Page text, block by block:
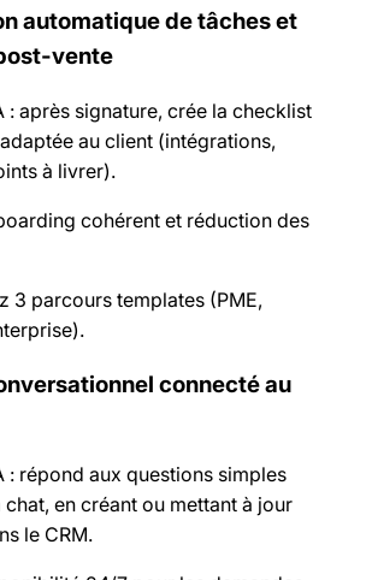
automatique de tâches et
vente
: après signature, crée la checklist
au client (intégrations,
à livrer).
cohérent et réduction des
3 parcours templates (PME,
connecté au
: répond aux questions simples
en créant ou mettant à jour
le CRM.